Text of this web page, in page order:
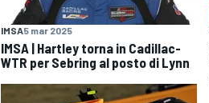
IMSA5 mar 2025
IMSA | Hartley torna in Cadillac-
WTR per Sebring al posto di Lynn